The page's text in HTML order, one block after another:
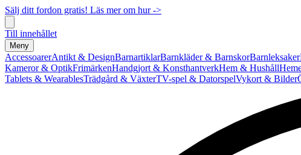
Sälj ditt fordon gratis! Läs mer om hur ->
Till innehållet
Meny
AccessoarerAntikt & DesignBarnartiklarBarnkläder & BarnskorBarnleksaker
Kameror & OptikFrimärkenHandgjort & KonsthantverkHem & Hushåll
Tablets & WearablesTrädgård & VäxterTV-spel & DatorspelVykort & Bilder